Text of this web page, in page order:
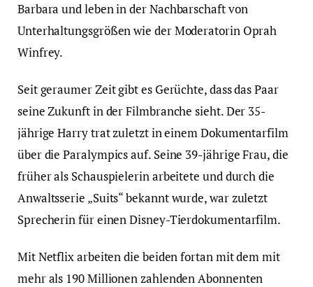
Barbara und leben in der Nachbarschaft von
Unterhaltungsgrößen wie der Moderatorin Oprah
Winfrey.
Seit geraumer Zeit gibt es Gerüchte, dass das Paar
seine Zukunft in der Filmbranche sieht. Der 35-
jährige Harry trat zuletzt in einem Dokumentarfilm
über die Paralympics auf. Seine 39-jährige Frau, die
früher als Schauspielerin arbeitete und durch die
Anwaltsserie „Suits“ bekannt wurde, war zuletzt
Sprecherin für einen Disney-Tierdokumentarfilm.
Mit Netflix arbeiten die beiden fortan mit dem mit
mehr als 190 Millionen zahlenden Abonnenten